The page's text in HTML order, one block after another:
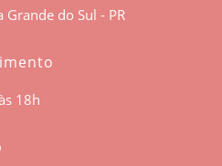
Grande do Sul - PR
18h